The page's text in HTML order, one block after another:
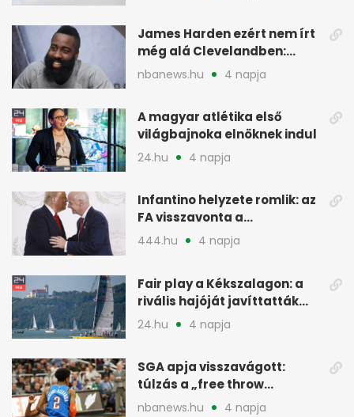
James Harden ezért nem írt
még alá Clevelandben:
pénzügyi okok
nbanews.hu 4 napja
A magyar atlétika első
világbajnoka elnöknek indul
24.hu 4 napja
Infantino helyzete romlik: az
FA visszavonta a
támogatását, jöhet a
444.hu 4 napja
Fair play a Kékszalagon: a
rivális hajóját javíttatták
meg
24.hu 4 napja
SGA apja visszavágott:
túlzás a „free throw
merchant” címke?
nbanews.hu 4 napja